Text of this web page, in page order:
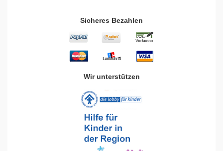
Sicheres Bezahlen
Wir unterstützen